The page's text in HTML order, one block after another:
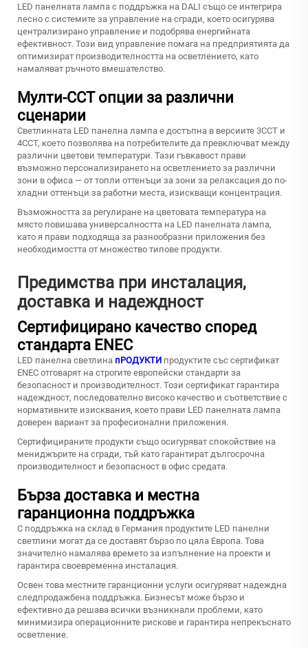
LED панелната лампа с поддръжка на DALI също се интегрира
лесно с системите за управление на сгради, което осигурява
централизирано управление и подобрява енергийната
ефективност. Този вид управление помага на предприятията да
оптимизират производителността на осветлението, като
намаляват ръчното вмешателство.
Мулти-CCT опции за различни
сценарии
Светлинната LED панелна лампа е достъпна в версиите 3CCT и
4CCT, което позволява на потребителите да превключват между
различни цветови температури. Тази гъвкавост прави
възможно персонализирането на осветлението за различни
зони в офиса — от топли оттенъци за зони за релаксация до по-
хладни оттенъци за работни места, изискващи концентрация.
Възможността за регулиране на цветовата температура на
място повишава универсалността на LED панелната лампа,
като я прави подходяща за разнообразни приложения без
необходимостта от множество типове продукти.
Предимства при инсталация,
доставка и надеждност
Сертифицирано качество според
стандарта ENEC
LED панелна светлина пРОДУКТИ продуктите със сертификат
ENEC отговарят на строгите европейски стандарти за
безопасност и производителност. Този сертификат гарантира
надеждност, последователно високо качество и съответствие с
нормативните изисквания, което прави LED панелната лампа
доверен вариант за професионални приложения.
Сертифицираните продукти също осигуряват спокойствие на
мениджърите на сгради, тъй като гарантират дългосрочна
производителност и безопасност в офис средата.
Бърза доставка и местна
гаранционна поддръжка
С поддръжка на склад в Германия продуктите LED панелни
светлини могат да се доставят бързо по цяла Европа. Това
значително намалява времето за изпълнение на проекти и
гарантира своевременна инсталация.
Освен това местните гаранционни услуги осигуряват надеждна
следпродажбена поддръжка. Бизнесът може бързо и
ефективно да решава всички възникнали проблеми, като
минимизира операционните рискове и гарантира непрекъснато
осветление.